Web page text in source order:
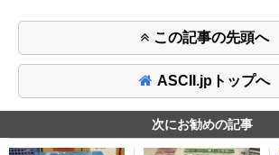
この記事の先頭へ
ASCII.jpトップへ
次にお勧めの記事